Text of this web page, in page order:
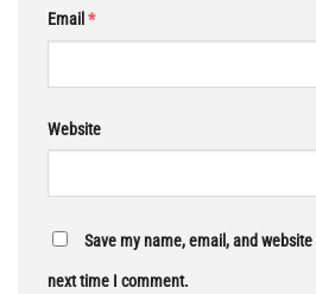
Email *
Website
Save my name, email, and
next time I comment.